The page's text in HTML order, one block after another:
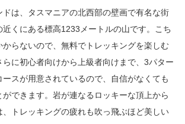
ドは、タスマニアの北西部の壁画で有名な街
近くにある標高1233メートルの山です。こち
からないので、無料でトレッキングを楽しむ
らに初心者向けから上級者向けまで、3パター
ースが用意されているので、自信がなくても
できます。岩が連なるロッキーな頂上から
、トレッキングの疲れも吹っ飛ぶほど美しい